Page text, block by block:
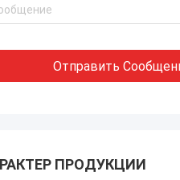
Отправить
ПРОДУКЦИИ